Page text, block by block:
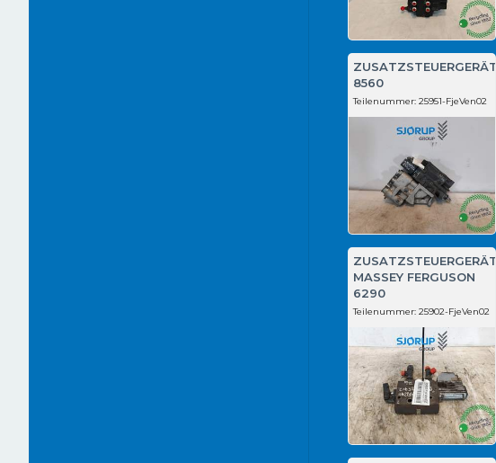
ZUSATZSTEUERGERÄT
8560
Teilenummer: 25951-FjeVen02
ZUSATZSTEUERGERÄT
MASSEY FERGUSON
6290
Teilenummer: 25902-FjeVen02